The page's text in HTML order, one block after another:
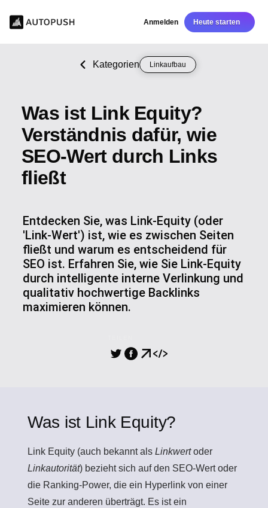
Anmelden Heute starten
Kategorien Linkaufbau
Was ist Link Equity?
Verständnis dafür, wie
SEO-Wert durch Links
fließt
Entdecken Sie, was Link-Equity (oder
'Link-Wert') ist, wie es zwischen Seiten
fließt und warum es entscheidend für
SEO ist. Erfahren Sie, wie Sie Link-Equity
durch intelligente interne Verlinkung und
qualitativ hochwertige Backlinks
maximieren können.
Was ist Link Equity?
Link Equity (auch bekannt als Linkwertoder
Linkautorität) bezieht sich auf den SEO-Wert oder
die Ranking-Power, die ein Hyperlink von einer
Seite zur anderen überträgt. Es ist ein